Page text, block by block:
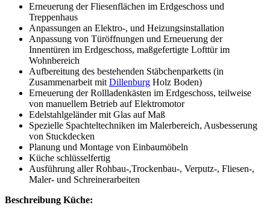
Erneuerung der Fliesenflächen im Erdgeschoss und
Treppenhaus
Anpassungen an Elektro-, und Heizungsinstallation
Anpassung von Türöffnungen und Erneuerung der
Innentüren im Erdgeschoss, maßgefertigte Lofttür im
Wohnbereich
Aufbereitung des bestehenden Stäbchenparketts (in
Zusammenarbeit mit Dillenburg Holz Boden)
Erneuerung der Rollladenkästen im Erdgeschoss, teilweise
von manuellem Betrieb auf Elektromotor
Edelstahlgeländer mit Glas auf Maß
Spezielle Spachteltechniken im Malerbereich, Ausbesserung
von Stuckdecken
Planung und Montage von Einbaumöbeln
Küche schlüsselfertig
Ausführung aller Rohbau-,Trockenbau-, Verputz-, Fliesen-,
Maler- und Schreinerarbeiten
Beschreibung Küche: